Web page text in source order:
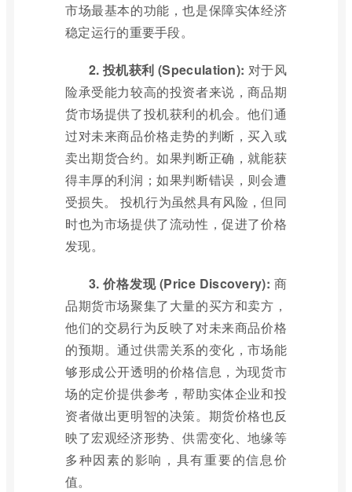
市场最基本的功能，也是保障实体经济
稳定运行的重要手段。
2. 投机获利 (Speculation): 对于风
险承受能力较高的投资者来说，商品期
货市场提供了投机获利的机会。他们通
过对未来商品价格走势的判断，买入或
卖出期货合约。如果判断正确，就能获
得丰厚的利润；如果判断错误，则会遭
受损失。 投机行为虽然具有风险，但同
时也为市场提供了流动性，促进了价格
发现。
3. 价格发现 (Price Discovery): 商
品期货市场聚集了大量的买方和卖方，
他们的交易行为反映了对未来商品价格
的预期。通过供需关系的变化，市场能
够形成公开透明的价格信息，为现货市
场的定价提供参考，帮助实体企业和投
资者做出更明智的决策。期货价格也反
映了宏观经济形势、供需变化、地缘等
多种因素的影响，具有重要的信息价
值。